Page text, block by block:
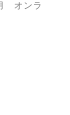
オンラ